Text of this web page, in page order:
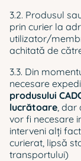
3.2. Produsul
prin curier la
utilizator/
achitată de
3.3. Din
necesare
produsului
lucrătoare, dar
vor fi necesare
interveni alți
curierat, lipsă
transportului)